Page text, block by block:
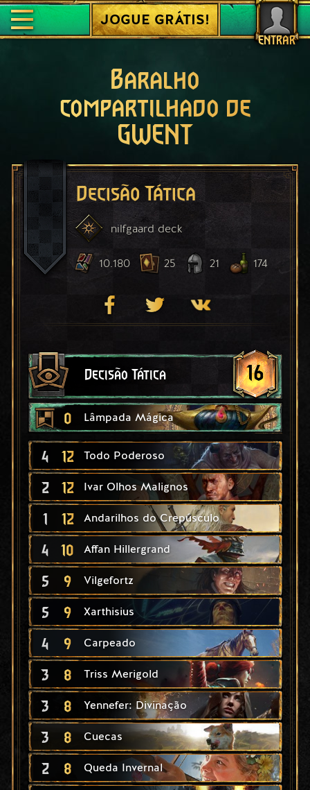
ENTRAR
JOGUE GRÁTIS!
Baralho
compartilhado de
GWENT
Decisão Tática
nilfgaard deck
10.180 25 21 174
Decisão Tática 16
0 Lâmpada Mágica
4 12 Todo Poderoso
2 12 Ivar Olhos Malignos
1 12 Andarilhos do Crepúsculo
4 10 Affan Hillergrand
5 9 Vilgefortz
5 9 Xarthisius
4 9 Carpeado
3 8 Triss Merigold
3 8 Yennefer: Divinação
3 8 Cuecas
2 8 Queda Invernal